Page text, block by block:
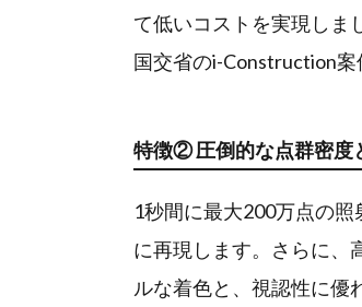
て低いコストを実現しま
国交省のi-Construction案
特徴② 圧倒的な点群密度
1秒間に最大200万点の
に再現します。さらに、
ルな着色と、視認性に優